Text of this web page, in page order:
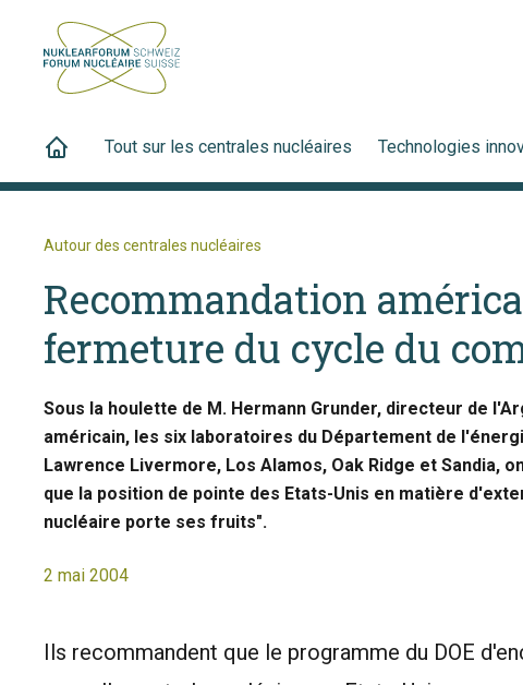
Tout sur les centrales nucléaires Technologies
Autour des centrales nucléaires
Recommandation
fermeture du cycle du
Sous la houlette de M. Hermann Grunder, directeur de
américain, les six laboratoires du Département de
Lawrence Livermore, Los Alamos, Oak Ridge et Sandia,
que la position de pointe des Etats-Unis en matière
nucléaire porte ses fruits".
2 mai 2004
Ils recommandent que le programme du DOE